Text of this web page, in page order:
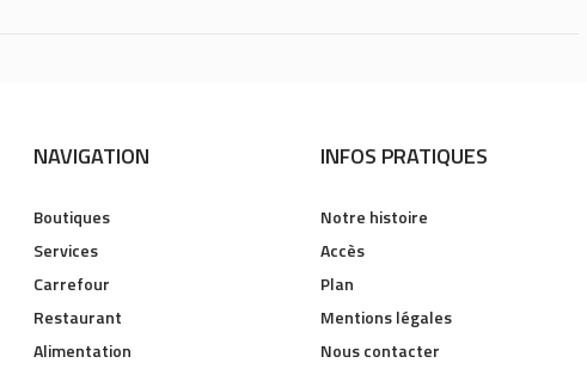
NAVIGATION
Boutiques
Services
Carrefour
Restaurant
Alimentation
INFOS PRATIQUES
Notre histoire
Accès
Plan
Mentions légales
Nous contacter